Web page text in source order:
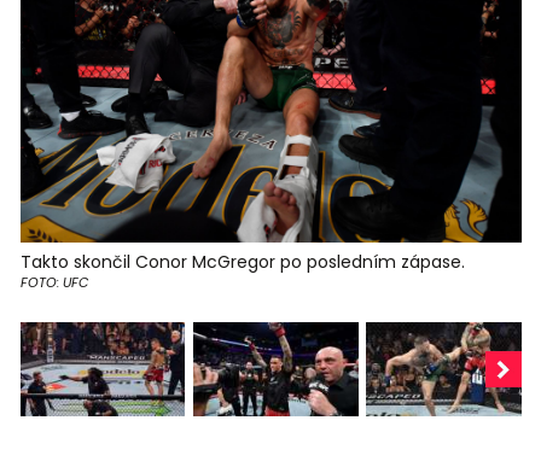
Takto skončil Conor McGregor po posledním zápase.
FOTO: UFC